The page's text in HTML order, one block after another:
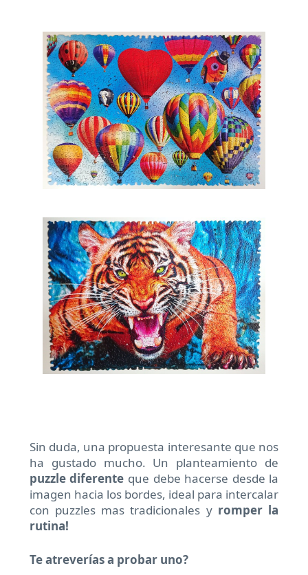
Sin duda, una propuesta interesante que nos
ha gustado mucho. Un planteamiento de
puzzle diferente que debe hacerse desde la
imagen hacia los bordes, ideal para intercalar
con puzzles mas tradicionales y romper la
rutina!
Te atreverías a probar uno?